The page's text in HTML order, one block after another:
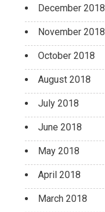
December 2018
November 2018
October 2018
August 2018
July 2018
June 2018
May 2018
April 2018
March 2018